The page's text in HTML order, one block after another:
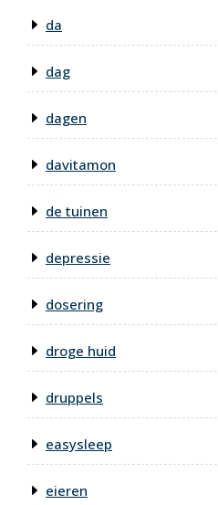
da
dag
dagen
davitamon
de tuinen
depressie
dosering
droge huid
druppels
easysleep
eieren